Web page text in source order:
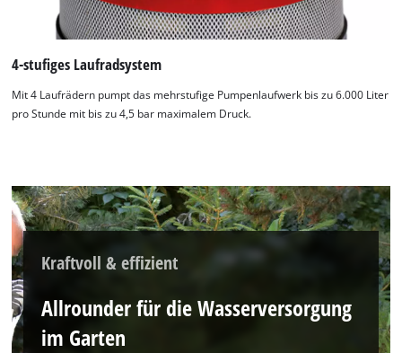
Wir benötigen deine Zustimmung, um
This content is not permitted to load due
4-stufiges Laufradsystem
Mit 4 Laufrädern pumpt das mehrstufige Pumpenlaufwerk bis zu 6.000 Liter
pro Stunde mit bis zu 4,5 bar maximalem Druck.
Kraftvoll & effizient
Allrounder für die Wasserversorgung
im Garten